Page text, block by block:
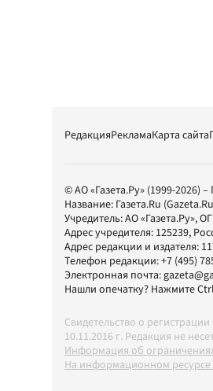
РедакцияРекламаКарта сайта
© АО «Газета.Ру» (1999-2026)
Название: Газета.Ru
Учредитель:АО «Газета.Ру»,
Адрес учредителя: 125239,
Адрес редакции и издателя:
Телефон редакции:+7 (495)
Электронная почта:
Нашли опечатку? Нажмите
Свидетельство о
10.11.2016 г. Редакция не
Информация об
На информационном ресурсе